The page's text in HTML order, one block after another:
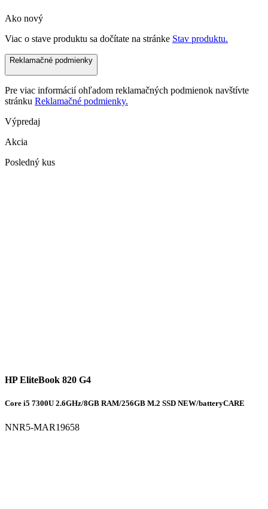
Ako nový
Viac o stave produktu sa dočítate na stránke Stav produktu.
Reklamačné podmienky
Pre viac informácií ohľadom reklamačných podmienok navštívte
stránku Reklamačné podmienky.
Výpredaj
Akcia
Posledný kus
HP EliteBook 820 G4
Core i5 7300U 2.6GHz/8GB RAM/256GB M.2 SSD NEW/batteryCARE
NNR5-MAR19658